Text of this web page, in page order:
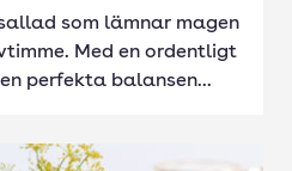
som lämnar magen
Med en ordentligt
perfekta balansen...